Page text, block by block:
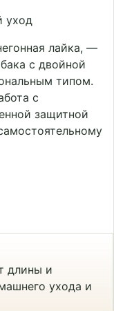
уход
лайка, —
с двойной
типом.
с
защитной
длины и
ухода и